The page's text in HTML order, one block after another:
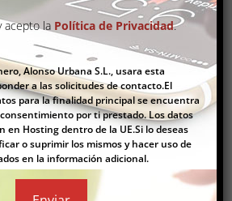
CASA PAREADA EN COSTA SUR
,Casa Pareada
3 2
Comprar
acepto la Política de Privacidad.
Alonso Urbana S.L., usara esta
a las solicitudes de contacto.El
para la finalidad principal se encuentra
por ti prestado. Los datos
en Hosting dentro de la UE.Si lo deseas
o suprimir los mismos y hacer uso de
en la información adicional.